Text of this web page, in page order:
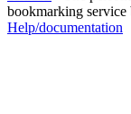
bookmarking
Help/documentation